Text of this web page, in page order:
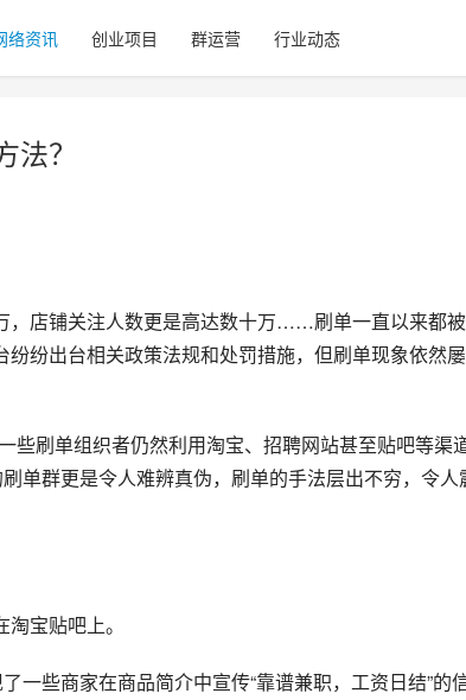
络资讯 创业项目 群运营 行业动态
？
，店铺关注人数更是高达数十万……刷单一直以来都
纷出台相关政策法规和处罚措施，但刷单现象依然
些刷单组织者仍然利用淘宝、招聘网站甚至贴吧等渠
单群更是令人难辨真伪，刷单的手法层出不穷，令人
宝贴吧上。
一些商家在商品简介中宣传“靠谱兼职，工资日结”的